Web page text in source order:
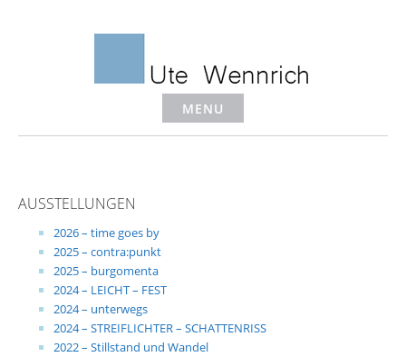
MENU
AUSSTELLUNGEN
2026 – time goes by
2025 – contra:punkt
2025 – burgomenta
2024 – LEICHT – FEST
2024 – unterwegs
2024 – STREIFLICHTER – SCHATTENRISS
2022 – Stillstand und Wandel